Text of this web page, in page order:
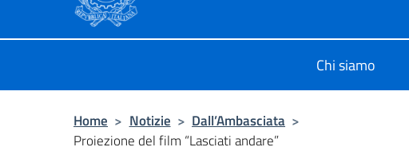
Chi siamo
Home > Notizie > Dall’Ambasciata >
Proiezione del film “Lasciati andare”